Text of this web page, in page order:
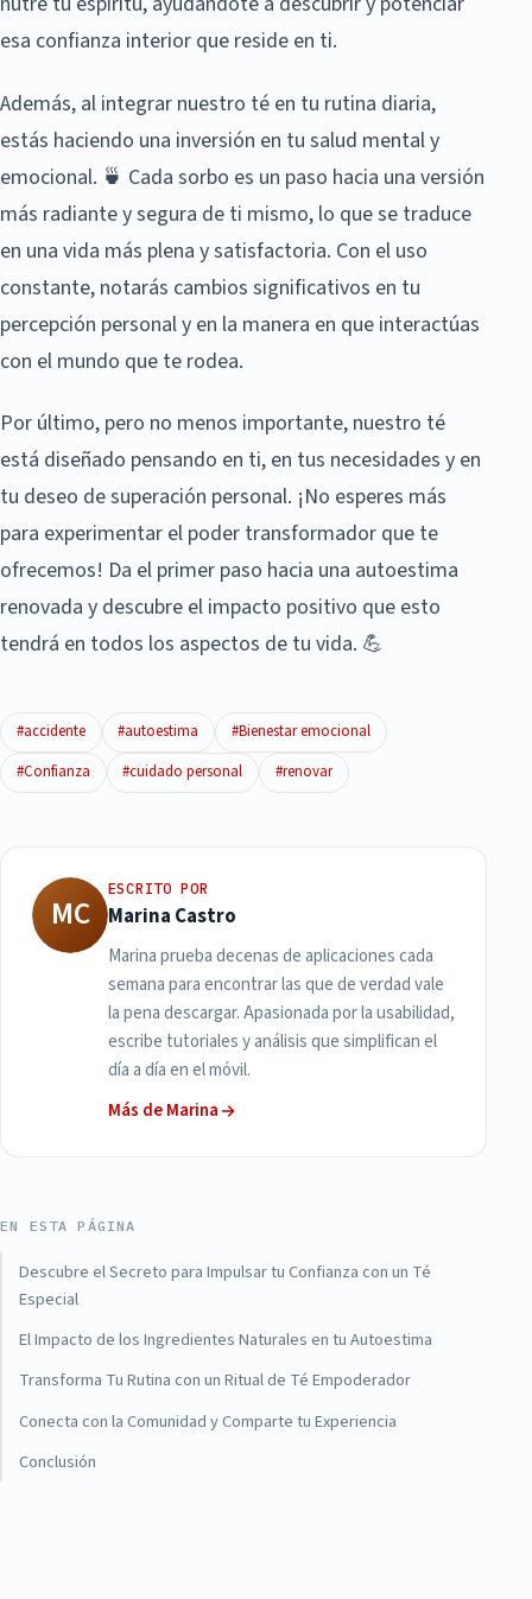
esa confianza interior que reside en ti.
Además, al integrar nuestro té en tu rutina diaria,
estás haciendo una inversión en tu salud mental y
emocional. 🍵 Cada sorbo es un paso hacia una versión
más radiante y segura de ti mismo, lo que se traduce
en una vida más plena y satisfactoria. Con el uso
constante, notarás cambios significativos en tu
percepción personal y en la manera en que interactúas
con el mundo que te rodea.
Por último, pero no menos importante, nuestro té
está diseñado pensando en ti, en tus necesidades y en
tu deseo de superación personal. ¡No esperes más
para experimentar el poder transformador que te
ofrecemos! Da el primer paso hacia una autoestima
renovada y descubre el impacto positivo que esto
tendrá en todos los aspectos de tu vida. 💪
#accidente #autoestima
#Bienestar emocional
#Confianza
#cuidado personal #renovar
MC
ESCRITO POR
Marina Castro
Marina prueba decenas de aplicaciones cada
semana para encontrar las que de verdad vale
la pena descargar. Apasionada por la usabilidad,
escribe tutoriales y análisis que simplifican el
día a día en el móvil.
Más de Marina
EN ESTA PÁGINA
Descubre el Secreto para Impulsar tu Confianza con un Té
Especial
El Impacto de los Ingredientes Naturales en tu Autoestima
Transforma Tu Rutina con un Ritual de Té Empoderador
Conecta con la Comunidad y Comparte tu Experiencia
Conclusión